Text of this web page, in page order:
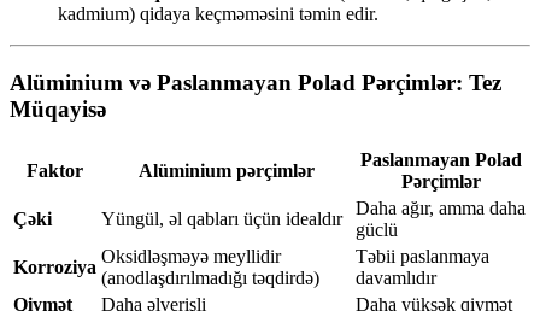
kadmium) qidaya keçməməsini təmin edir.
Alüminium və Paslanmayan Polad Pərçimlər: Tez
Müqayisə
Faktor Alüminium pərçimlər
Paslanmayan Polad
Pərçimlər
Çəki
Yüngül, əl qabları üçün idealdır
Daha ağır, amma daha
güclü
Korroziya
Oksidləşməyə meyllidir
(anodlaşdırılmadığı təqdirdə)
Təbii paslanmaya
davamlıdır
Qiymət
Daha əlverişli
Daha yüksək qiymət